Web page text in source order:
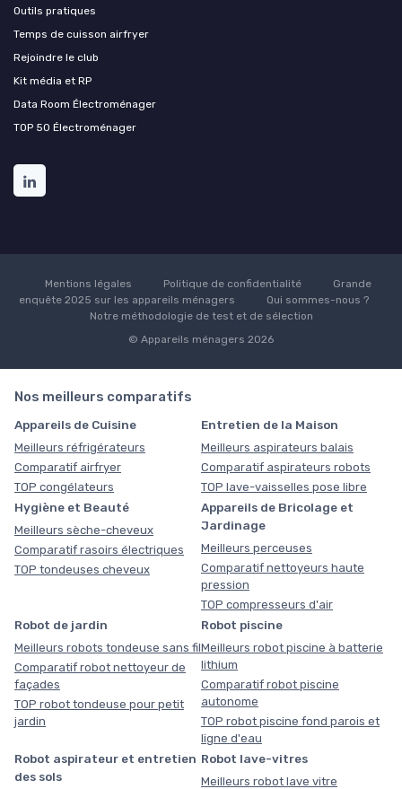
Outils pratiques
Temps de cuisson airfryer
Rejoindre le club
Kit média et RP
Data Room Électroménager
TOP 50 Électroménager
Mentions légales Politique de confidentialité
Grande
enquête 2025 sur les appareils ménagers
Qui sommes-nous ?
Notre méthodologie de test et de sélection
© Appareils ménagers 2026
Nos meilleurs comparatifs
Appareils de Cuisine
Meilleurs réfrigérateurs
Comparatif airfryer
TOP congélateurs
Entretien de la Maison
Meilleurs aspirateurs balais
Comparatif aspirateurs robots
TOP lave-vaisselles pose libre
Hygiène et Beauté
Meilleurs sèche-cheveux
Comparatif rasoirs électriques
TOP tondeuses cheveux
Appareils de Bricolage et
Jardinage
Meilleurs perceuses
Comparatif nettoyeurs haute
pression
TOP compresseurs d'air
Robot de jardin
Meilleurs robots tondeuse sans fil
Comparatif robot nettoyeur de
façades
TOP robot tondeuse pour petit
jardin
Robot piscine
Meilleurs robot piscine à batterie
lithium
Comparatif robot piscine
autonome
TOP robot piscine fond parois et
ligne d'eau
Robot aspirateur et entretien
des sols
Robot lave-vitres
Meilleurs robot lave vitre